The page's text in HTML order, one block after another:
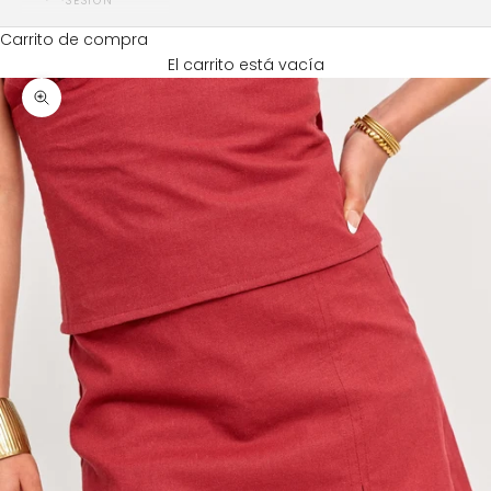
Carrito de compra
El carrito está vacía
Zoom